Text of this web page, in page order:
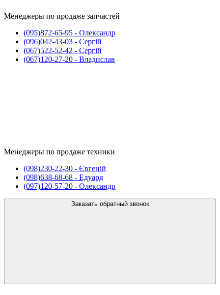
Менеджеры по продаже запчастей
(095)872-65-95 - Олександр
(096)042-43-03 - Сергій
(067)522-52-42 - Сергій
(067)120-27-20 - Владислав
Менеджеры по продаже техники
(098)230-22-30 - Євгеній
(098)638-68-68 - Едуард
(097)120-57-20 - Олександр
Заказать обратный звонок